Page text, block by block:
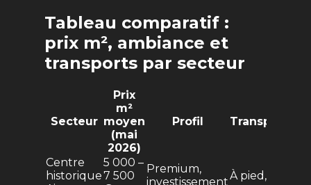
Tableau comparatif :
prix m², ambiance et
transports par secteur
Secteur
Prix
m²
moyen
(mai
2026)
Profil Transports
Centre
historique
5 000 –
7 500
Premium,
investissementÀ pied, bus